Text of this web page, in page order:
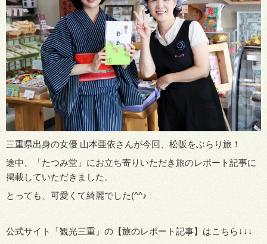
三重県出身の女優 山本亜依さんが今回、松阪をぶらり旅！
途中、「たつみ堂」にお立ち寄りいただき旅のレポート記事に
掲載していただきました。
とっても、可愛くて綺麗でした(^^♪
公式サイト「観光三重」の【旅のレポート記事】はこちら↓↓↓